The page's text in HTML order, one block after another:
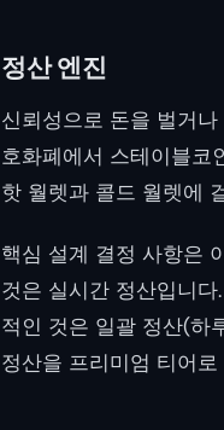
정산 엔진
신뢰성으로 돈을 벌거
호화폐에서 스테이블코
핫 월렛과 콜드 월렛에
핵심 설계 결정 사항은
것은 실시간 정산입니
적인 것은 일괄 정산(하
정산을 프리미엄 티어로